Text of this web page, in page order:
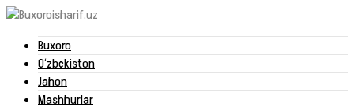
Buxoro
O‘zbekiston
Jahon
Mashhurlar